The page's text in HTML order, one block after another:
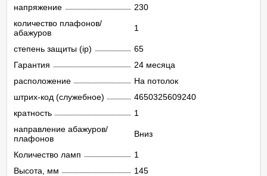
напряжение
230
количество плафонов/
абажуров
1
степень защиты (ip)
65
Гарантия
24 месяца
расположение
На потолок
штрих-код (служебное)
4650325609240
кратность
1
направление абажуров/
плафонов
Вниз
Количество ламп
1
Высота, мм
145